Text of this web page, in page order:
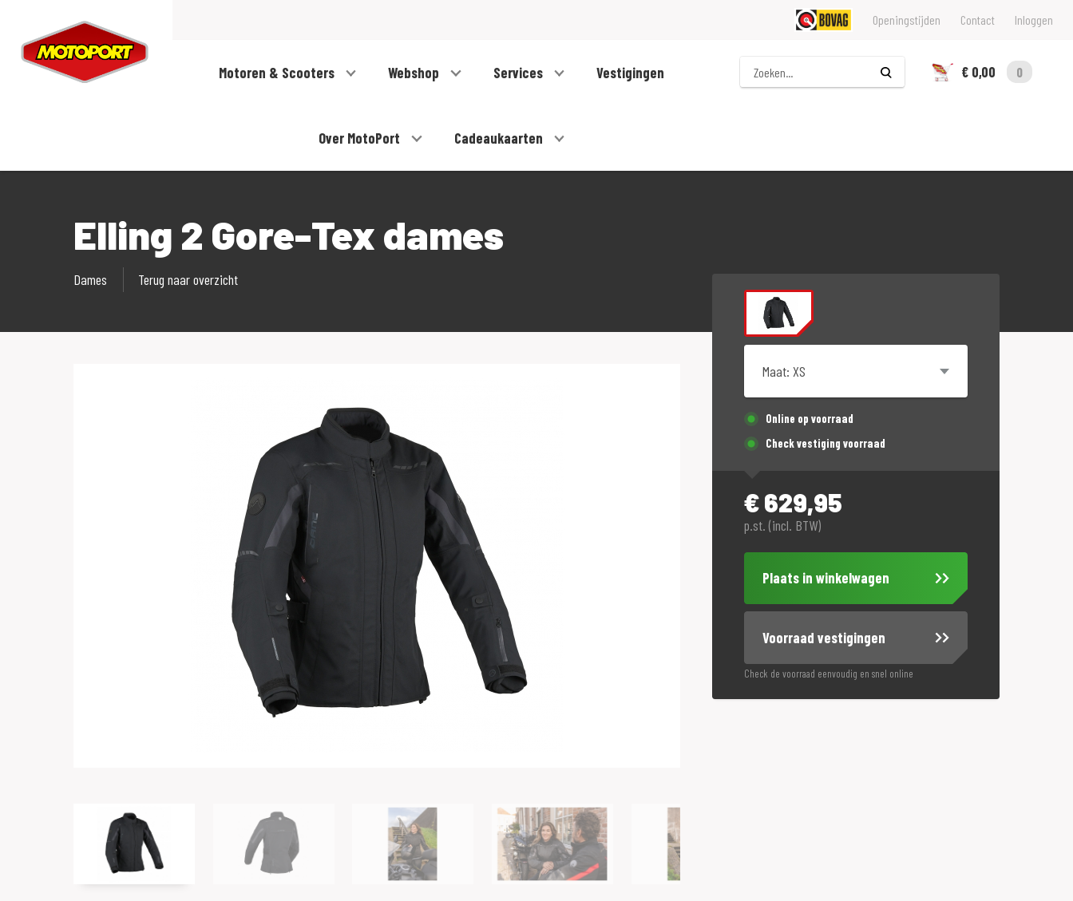
Openingstijden Contact Inloggen
Motoren & Scooters Webshop Services Vestigingen
Over MotoPort Cadeaukaarten
Zoeken
€ 0,00
0
Elling 2 Gore-Tex dames
Dames Terug naar overzicht
Online op voorraad
Check vestiging voorraad
€629,95
p.st. (incl. BTW)
Plaats in winkelwagen
Voorraad vestigingen
Check de voorraad eenvoudig en snel online